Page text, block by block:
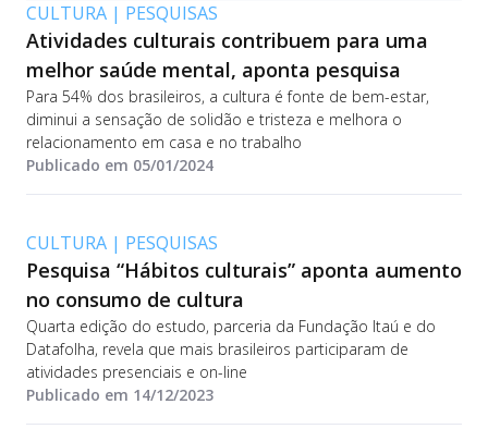
CULTURA | PESQUISAS
Atividades culturais contribuem para uma
melhor saúde mental, aponta pesquisa
Para 54% dos brasileiros, a cultura é fonte de bem-estar,
diminui a sensação de solidão e tristeza e melhora o
relacionamento em casa e no trabalho
Publicado em 05/01/2024
CULTURA | PESQUISAS
Pesquisa “Hábitos culturais” aponta aumento
no consumo de cultura
Quarta edição do estudo, parceria da Fundação Itaú e do
Datafolha, revela que mais brasileiros participaram de
atividades presenciais e on-line
Publicado em 14/12/2023